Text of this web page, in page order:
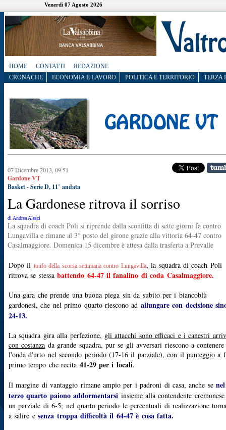
Venerdì 07 Agosto 2026
HOME CONTATTI
REDAZIONE
CRONACHE
ECONOMIA E LAVORO POLITICA E TERRITORIO TERZA
07 Dicembre 2013, 09.51
Gardone VT
Basket - Serie D, 11° andata
La Gardonese ritrova il sorriso
di Andrea Alesci
La squadra di coach Poli si riprende dalla sconfitta di sette giorni fa contro
Lungavilla e rimane al 3° posto del girone grazie alla vittoria 64-47 contro
Casalmaggiore. Domenica 15 dicembre è attesa dalla trasferta a Prevalle
Dopo il tonfo della scorsa settimana contro Lungavilla, la squadra di coach Poli
ritrova se stessabattendo 64-47 il fanalino di coda Casalmaggiore.
Una gara che prende una buona piega sin da subito per i biancoblù
gardonesi, che nel primo quarto riescono ad allungare con decisione
24-13.
La squadra gira alla perfezione, gli attacchi sono efficaci e i canestri
con costanza da grande squadra, pur se gli avversari riescono a contenere
l'onda d'urto nel secondo periodo (17-16 il parziale), con il punteggio a
primo tempo che recita 41-29 per i locali.
Il margine di vantaggio rimane ampio per i padroni di casa, anche senel
terzo quarto paiono addormentarsi insieme alla contendente
un parziale di 6-5; nel quarto periodo le percentuali di realizzazione
a salire esenza troppa difficoltà il 64-47 è cosa fatta.